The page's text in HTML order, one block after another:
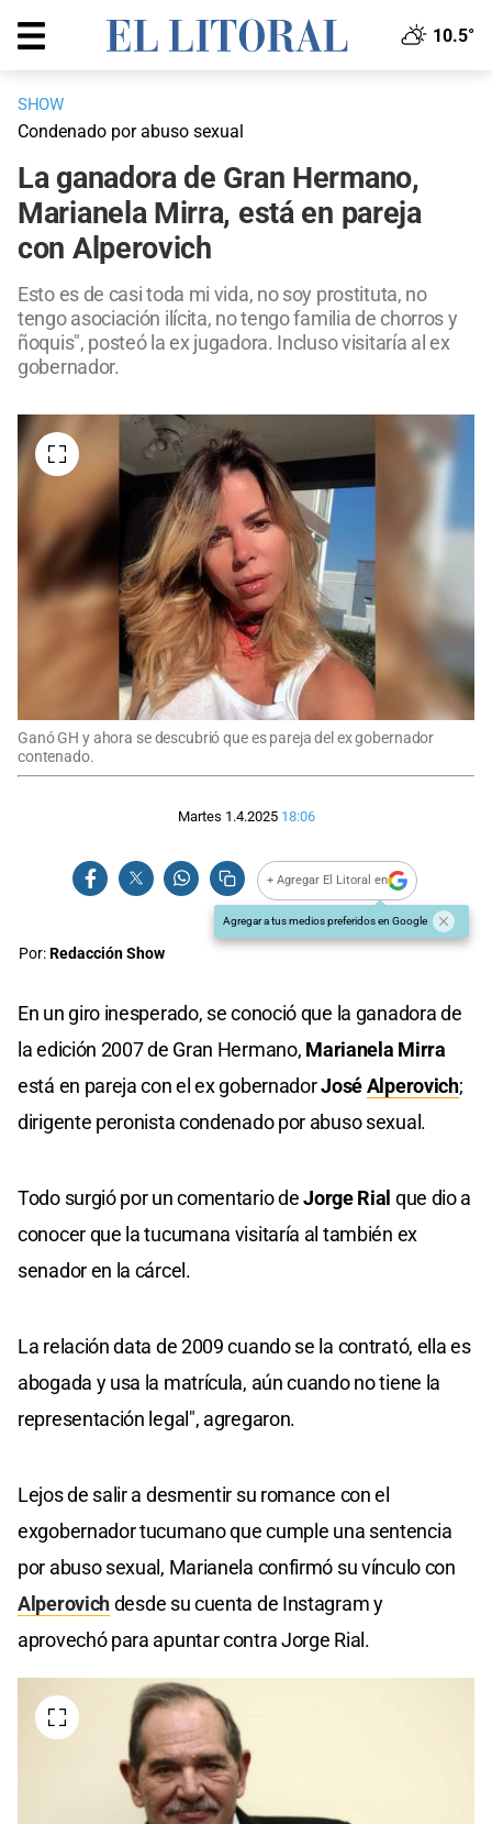
10.5°
SHOW
Condenado por abuso sexual
La ganadora de Gran Hermano,
Marianela Mirra, está en pareja
con Alperovich
Esto es de casi toda mi vida, no soy prostituta, no
tengo asociación ilícita, no tengo familia de chorros y
ñoquis", posteó la ex jugadora. Incluso visitaría al ex
gobernador.
Ganó GH y ahora se descubrió que es pareja del ex gobernador
contenado.
Martes 1.4.2025 18:06
+ Agregar El Litoral en
Agregar a tus medios preferidos en Google
Por:Redacción Show
En un giro inesperado, se conoció que la ganadora de
la edición 2007 de Gran Hermano, Marianela Mirra
está en pareja con el ex gobernadorJoséAlperovich;
dirigente peronista condenado por abuso sexual.
Todo surgió por un comentario deJorge Rial que dio a
conocer que la tucumana visitaría al también ex
senador en la cárcel.
La relación data de 2009 cuando se la contrató, ella es
abogada y usa la matrícula, aún cuando no tiene la
representación legal", agregaron.
Lejos de salir a desmentir su romance con el
exgobernador tucumano que cumple una sentencia
por abuso sexual, Marianela confirmó su vínculo con
Alperovichdesde su cuenta de Instagram y
aprovechó para apuntar contra Jorge Rial.